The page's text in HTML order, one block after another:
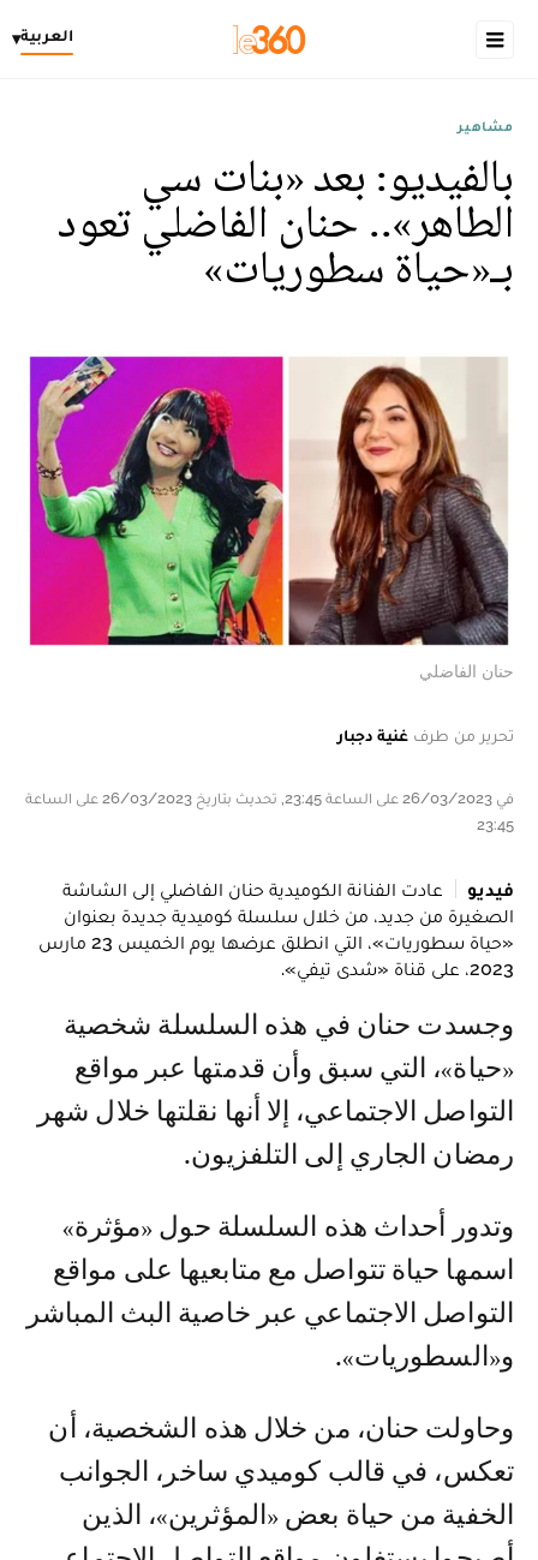
العربية▾
مشاهير
بالفيديو: بعد «بنات سي
الطاهر».. حنان الفاضلي تعود
بـ«حياة سطوريات»
حنان الفاضلي
تحرير من طرف غنية دجبار
في 26/03/2023 على الساعة 23:45, تحديث بتاريخ 26/03/2023 على الساعة
23:45
فيديو
عادت الفنانة الكوميدية حنان الفاضلي إلى الشاشة
الصغيرة من جديد، من خلال سلسلة كوميدية جديدة بعنوان
«حياة سطوريات»، التي انطلق عرضها يوم الخميس 23 مارس
2023، على قناة «شدى تيفي».
وجسدت حنان في هذه السلسلة شخصية
«حياة»، التي سبق وأن قدمتها عبر مواقع
التواصل الاجتماعي، إلا أنها نقلتها خلال شهر
رمضان الجاري إلى التلفزيون.
وتدور أحداث هذه السلسلة حول «مؤثرة»
اسمها حياة تتواصل مع متابعيها على مواقع
التواصل الاجتماعي عبر خاصية البث المباشر
و«السطوريات».
وحاولت حنان، من خلال هذه الشخصية، أن
تعكس، في قالب كوميدي ساخر، الجوانب
الخفية من حياة بعض «المؤثرين»، الذين